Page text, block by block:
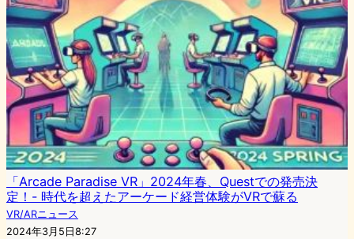
「Arcade Paradise VR」2024年春、Questでの発売決
定！- 時代を超えたアーケード経営体験がVRで蘇る
VR/ARニュース
2024年3月5日8:27